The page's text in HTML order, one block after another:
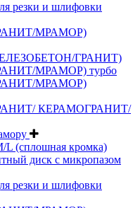
резки и шлифовки
МРАМОР)
ГРАНИТ)
МРАМОР) турбо
МРАМОР)
КЕРАМОГРАНИТ/
L (сплошная кромка)
диск с микропазом
резки и шлифовки